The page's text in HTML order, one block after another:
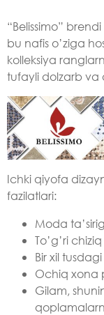
“Belissimo”
bu nafis o’ziga
kolleksiya
tufayli dolzarb va
Ichki qiyofa
fazilatlari:
Moda
To’g’ri
Bir xil
Ochiq xona
Gilam,